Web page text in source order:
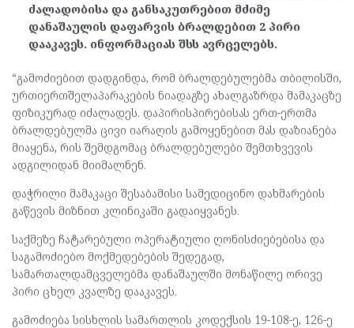
ძალადობისა და განსაკუთრებით მძიმე
დანაშაულის დაფარვის ბრალდებით 2 პირი
დააკავეს. ინფორმაციას შსს ავრცელებს.
“გამოძიებით დადგინდა, რომ ბრალდებულებმა თბილისში,
ურთიერთშელაპარაკების ნიადაგზე ახალგაზრდა მამაკაცზე
ფიზიკურად იძალადეს. დაპირისპირებისას ერთ-ერთმა
ბრალდებულმა ცივი იარაღის გამოყენებით მას დაზიანება
მიაყენა, რის შემდგომაც ბრალდებულები შემთხვევის
ადგილიდან მიიმალნენ.
დაჭრილი მამაკაცი შესაბამისი სამედიცინო დახმარების
გაწევის მიზნით კლინიკაში გადაიყვანეს.
საქმეზე ჩატარებული ოპერატიული ღონისძიებებისა და
საგამოძიებო მოქმედებების შედეგად,
სამართალდამცველებმა დანაშაულში მონაწილე ორივე
პირი ცხელ კვალზე დააკავეს.
გამოძიება სისხლის სამართლის კოდექსის 19-108-ე, 126-ე